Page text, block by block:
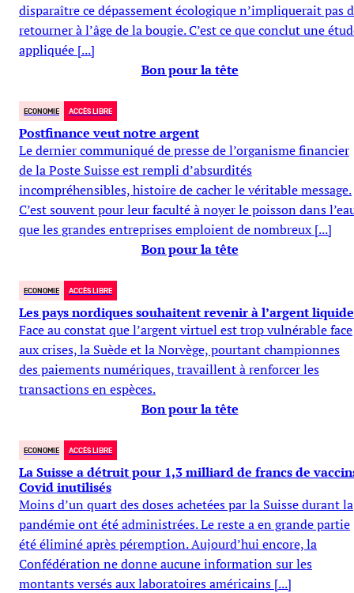
disparaître ce dépassement écologique n’impliquerait pas
retourner à l’âge de la bougie. C’est ce que conclut une
appliquée [...]
Bon pour la tête
ECONOMIE ACCÈS LIBRE
Postfinance veut notre argent
Le dernier communiqué de presse de l’organisme financier
de la Poste Suisse est rempli d’absurdités
incompréhensibles, histoire de cacher le véritable message.
C’est souvent pour leur faculté à noyer le poisson dans
que les grandes entreprises emploient de nombreux [...]
Bon pour la tête
ECONOMIE ACCÈS LIBRE
Les pays nordiques souhaitent revenir à l’argent liquide
Face au constat que l’argent virtuel est trop vulnérable face
aux crises, la Suède et la Norvège, pourtant championnes
des paiements numériques, travaillent à renforcer les
transactions en espèces.
Bon pour la tête
ECONOMIE ACCÈS LIBRE
La Suisse a détruit pour 1,3 milliard de francs de
Covid inutilisés
Moins d’un quart des doses achetées par la Suisse durant la
pandémie ont été administrées. Le reste a en grande partie
été éliminé après péremption. Aujourd’hui encore, la
Confédération ne donne aucune information sur les
montants versés aux laboratoires américains [...]